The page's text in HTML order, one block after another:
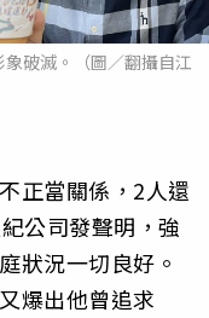
破滅。（圖／翻攝自江
正當關係，2人還
公司發聲明，強
狀況一切良好。
爆出他曾追求